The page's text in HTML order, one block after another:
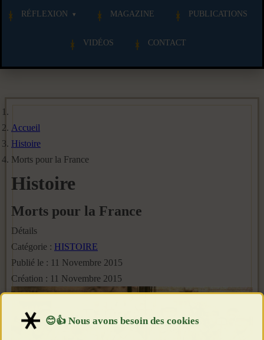
RÉFLEXION MAGAZINE PUBLICATIONS
VIDÉOS CONTACT
Accueil
Histoire
Morts pour la France
Histoire
Morts pour la France
Détails
Catégorie : HISTOIRE
Publié le : 11 Novembre 2015
Création : 11 Novembre 2015